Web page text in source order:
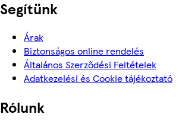
Segítünk
Árak
Biztonságos online rendelés
Általános Szerződési Feltételek
Adatkezelési és Cookie tájékoztató
Rólunk